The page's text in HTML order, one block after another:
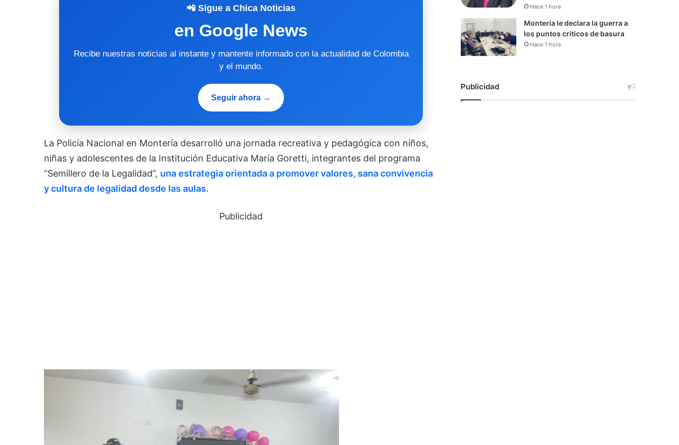
📲 Sigue a Chica Noticias
en Google News
Recibe nuestras noticias al instante y mantente informado con la actualidad de Colombia
y el mundo.
Seguir ahora →
La Policía Nacional en Montería desarrolló una jornada recreativa y pedagógica con niños,
niñas y adolescentes de la Institución Educativa María Goretti, integrantes del programa
“Semillero de la Legalidad”, una estrategia orientada a promover valores, sana convivencia
y cultura de legalidad desde las aulas.
Publicidad
Hace 1 hora
Montería le declara la guerra a
los puntos críticos de basura
Hace 1 hora
Publicidad